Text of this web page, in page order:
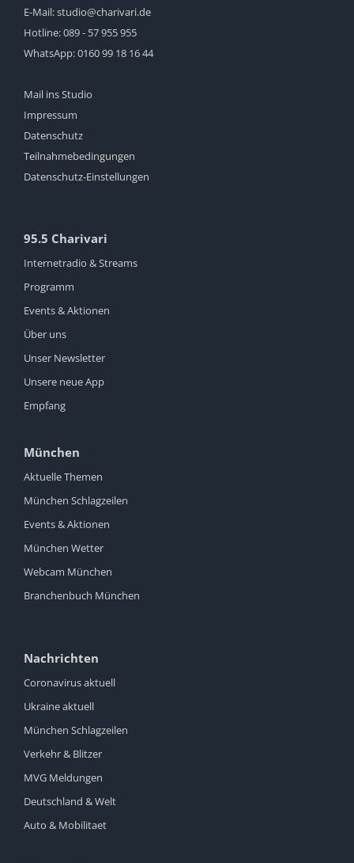
E-Mail:studio@charivari.de
Hotline:089 - 57 955 955
WhatsApp:0160 99 18 16 44
Mail ins Studio
Impressum
Datenschutz
Teilnahmebedingungen
Datenschutz-Einstellungen
95.5 Charivari
Internetradio & Streams
Programm
Events & Aktionen
Über uns
Unser Newsletter
Unsere neue App
Empfang
München
Aktuelle Themen
München Schlagzeilen
Events & Aktionen
München Wetter
Webcam München
Branchenbuch München
Nachrichten
Coronavirus aktuell
Ukraine aktuell
München Schlagzeilen
Verkehr & Blitzer
MVG Meldungen
Deutschland & Welt
Auto & Mobilitaet